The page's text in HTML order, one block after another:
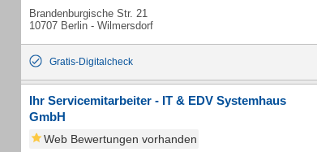
Brandenburgische Str. 21
10707 Berlin - Wilmersdorf
Gratis-Digitalcheck
Ihr Servicemitarbeiter - IT & EDV Systemhaus
GmbH
Web Bewertungen vorhanden